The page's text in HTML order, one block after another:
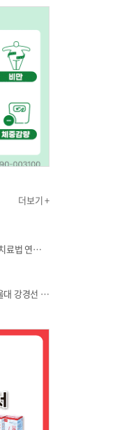
더보기 +
한국임상약학회, 2026 약물치료법 연수강좌 8월 21일 개최
강스템바이오텍, 창업자 서울대 강경선 교수 최고과학책임자 선임